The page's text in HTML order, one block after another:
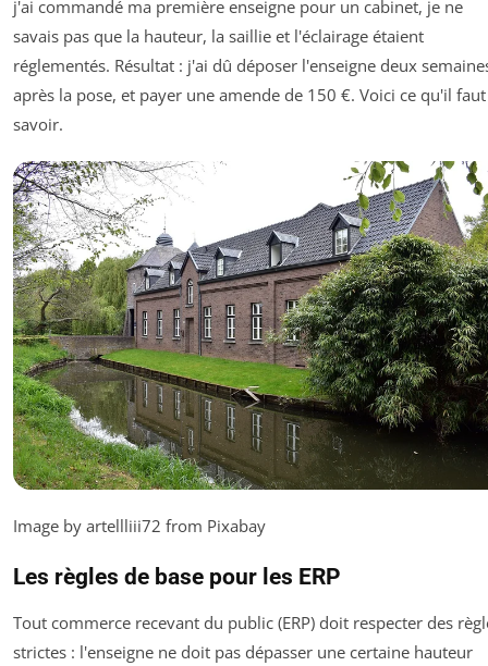
j'ai commandé ma première enseigne pour un cabinet, je ne
savais pas que la hauteur, la saillie et l'éclairage étaient
réglementés. Résultat : j'ai dû déposer l'enseigne deux
après la pose, et payer une amende de 150 €. Voici ce qu'il faut
savoir.
Image by artellliii72 from Pixabay
Les règles de base pour les ERP
Tout commerce recevant du public (ERP) doit respecter des
strictes : l'enseigne ne doit pas dépasser une certaine hauteur